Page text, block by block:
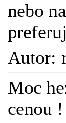
nebo
Autor:
Moc
cenou !